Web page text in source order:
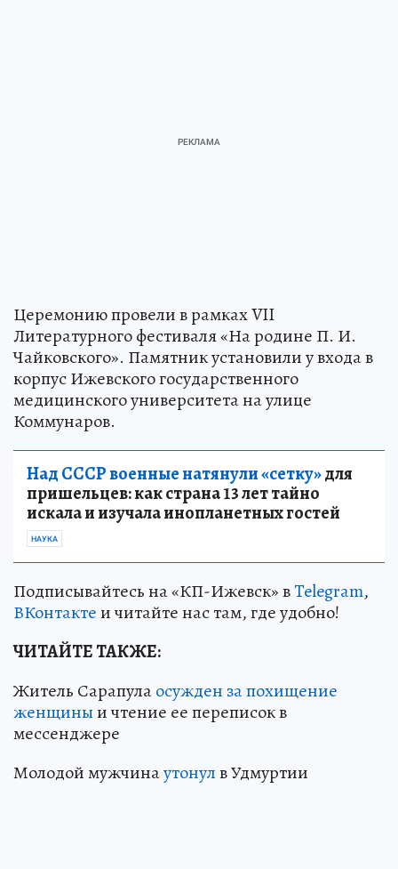
Церемонию провели в рамках VII
Литературного фестиваля «На родине П. И.
Чайковского». Памятник установили у входа в
корпус Ижевского государственного
медицинского университета на улице
Коммунаров.
Над СССР военные натянули «сетку»для
пришельцев: как страна 13 лет тайно
искала и изучала инопланетных гостей
НАУКА
Подписывайтесь на «КП-Ижевск» вTelegram,
ВКонтактеи читайте нас там, где удобно!
ЧИТАЙТЕ ТАКЖЕ:
Житель Сарапулаосужден за похищение
женщиныи чтение ее переписок в
мессенджере
Молодой мужчинаутонулв Удмуртии